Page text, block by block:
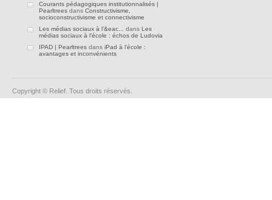
Courants pédagogiques institutionnalisés |
Pearltrees dans Constructivisme,
socioconstructivisme et connectivisme
Les médias sociaux à l’&eac...
dans Les
médias sociaux à l’école : échos de Ludovia
IPAD | Pearltrees dans iPad à l’école :
avantages et inconvénients
Copyright © Relief. Tous droits réservés.